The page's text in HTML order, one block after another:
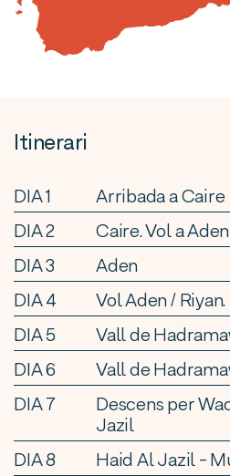
Itinerari
DIA 1
Arribada a Caire
DIA 2
Caire. Vol a
DIA 3
Aden
DIA 4
Vol Aden /
DIA 5
Vall de
DIA 6
Vall de
DIA 7
Descens per
Jazil
DIA 8
Haid Al Jazil -